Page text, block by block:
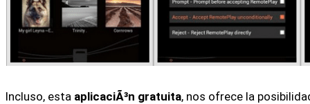
Incluso, esta aplicaciÃ³n gratuita, nos ofrece la